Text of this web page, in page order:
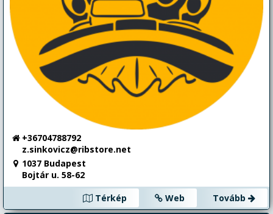
önrésztől megvásárolható! Vízen van – Megtekinthető -
Kipróbálható az Északi-parton! Ha elkötelezett vagy a zöld
energia vízi használata iránt és kis merülésű, stabil, klassz,
modern formavilágú, fiatal túrahajót akarsz vásárolni, akkor ez
itt egy klassz lehetőség!
+36704788792
z.sinkovicz@ribstore.net
1037 Budapest
Bojtár u. 58-62
Térkép
Web
Tovább